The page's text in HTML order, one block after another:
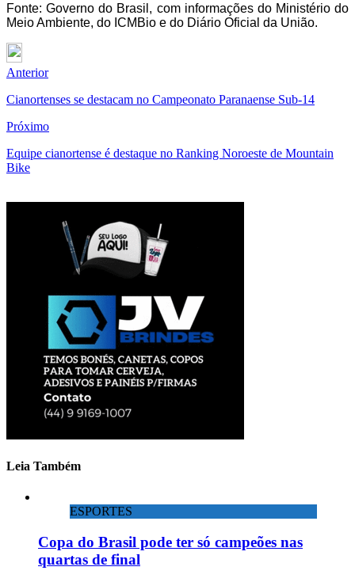
Fonte: Governo do Brasil, com informações do Ministério do
Meio Ambiente, do ICMBio e do Diário Oficial da União.
Anterior
Cianortenses se destacam no Campeonato Paranaense Sub-14
Próximo
Equipe cianortense é destaque no Ranking Noroeste de Mountain
Bike
Leia Também
ESPORTES
Copa do Brasil pode ter só campeões nas
quartas de final